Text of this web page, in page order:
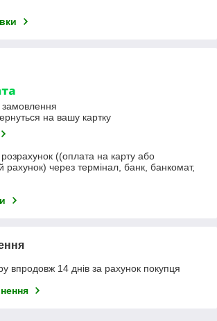
на вашу картку
розрахунок ((оплата на карту або
рахунок) через термінал, банк, банкомат,
впродовж 14 днів за рахунок покупця